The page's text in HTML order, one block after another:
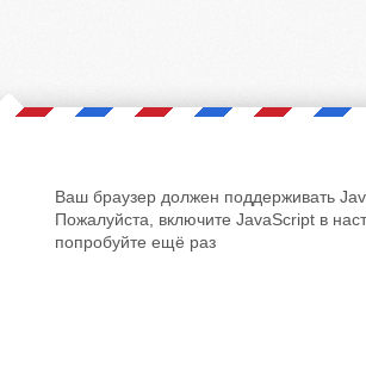
Ваш браузер должен поддерживать
Пожалуйста, включите JavaScript в
попробуйте ещё раз